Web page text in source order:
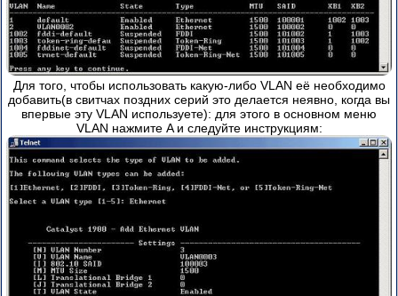
Для того, чтобы использовать какую-либо VLAN её необходимо
добавить(в свитчах поздних серий это делается неявно, когда вы
впервые эту VLAN используете): для этого в основном меню
VLAN нажмите A и следуйте инструкциям: